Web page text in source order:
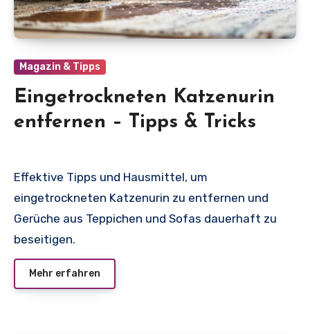
Magazin & Tipps
Eingetrockneten Katzenurin
entfernen – Tipps & Tricks
Effektive Tipps und Hausmittel, um
eingetrockneten Katzenurin zu entfernen und
Gerüche aus Teppichen und Sofas dauerhaft zu
beseitigen.
Mehr erfahren